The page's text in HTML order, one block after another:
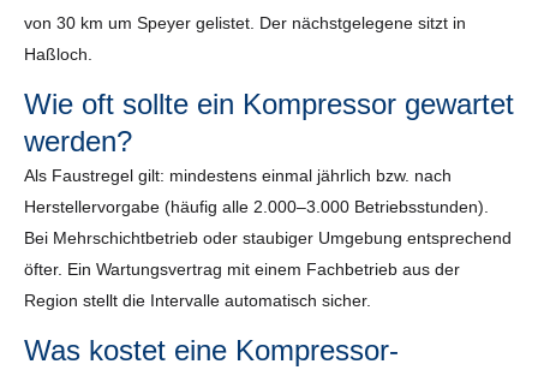
von 30 km um Speyer gelistet. Der nächstgelegene sitzt in
Haßloch.
Wie oft sollte ein Kompressor gewartet
werden?
Als Faustregel gilt: mindestens einmal jährlich bzw. nach
Herstellervorgabe (häufig alle 2.000–3.000 Betriebsstunden).
Bei Mehrschichtbetrieb oder staubiger Umgebung entsprechend
öfter. Ein Wartungsvertrag mit einem Fachbetrieb aus der
Region stellt die Intervalle automatisch sicher.
Was kostet eine Kompressor-